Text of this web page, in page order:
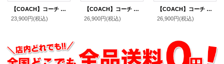
【COACH】コーチ コーティングキャンバス シグネチャー ミディアム ジップ アラウンド ウォレット 財布 カーキ×サドル2（日本未発売）
23,900円(税込)
【COACH】コーチ コーティングキャンバス スムースレザー リップスティック 口紅 プリント アコーディオン ジップ ウォレット 長財布 チャークマルチ（日本未発売）
26,900円(税込)
【COACH】コーチ 財布 ぺブルレザー ロゴ ミディアム コーナー ジップ ウォレット 二つ折り財布 シルバー×ブラック（日本未発売）
26,900円(税込)